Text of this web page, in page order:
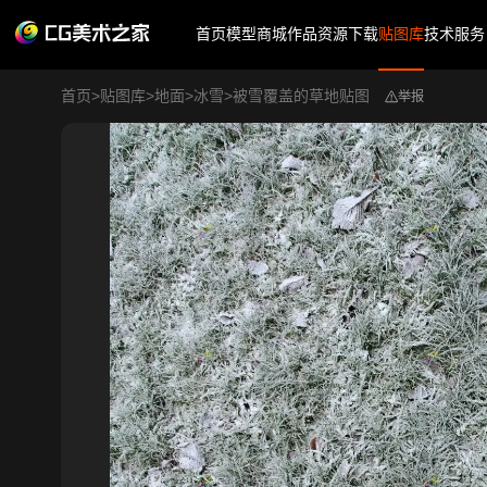
首页模型商城作品资源下载贴图库技术服务
首页>贴图库>地面>冰雪>被雪覆盖的草地贴图 举报